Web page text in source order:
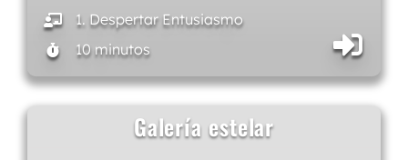
1. Despertar Entusiasmo
10 minutos
Galería estelar